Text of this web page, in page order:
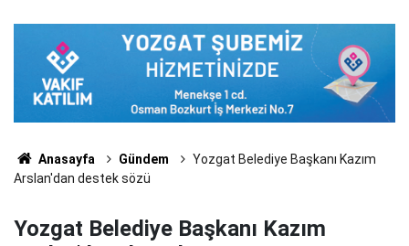
Anasayfa Gündem
Yozgat Belediye Başkanı Kazım
Arslan'dan destek sözü
Yozgat Belediye Başkanı Kazım